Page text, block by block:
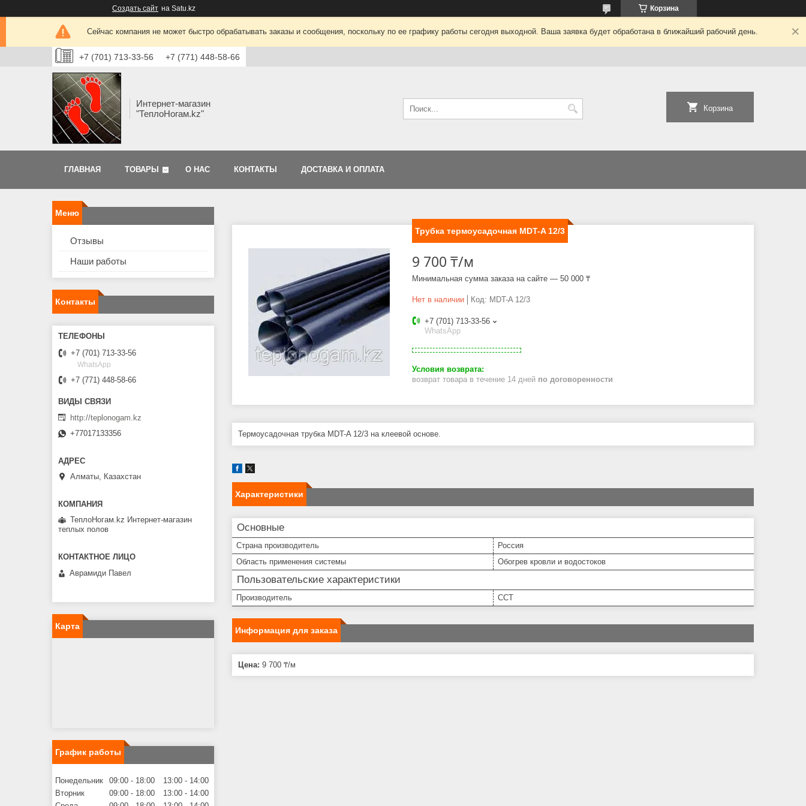
Создать сайт на Satu.kz Корзина
Сейчас компания не может быстро обрабатывать заказы и сообщения, поскольку по ее графику работы сегодня выходной. Ваша заявка будет обработана в ближайший рабочий день.
+7 (701) 713-33-56 +7 (771) 448-58-66
Интернет-магазин
"ТеплоНогам.kz"
Корзина
ГЛАВНАЯ ТОВАРЫ О НАС КОНТАКТЫ ДОСТАВКА И ОПЛАТА
Трубка термоусадочная MDT-A 12/3
9 700 ₸/м
Минимальная сумма заказа на сайте — 50 000 ₸
Нет в наличии Код: MDT-A 12/3
+7 (701) 713-33-56
WhatsApp
возврат товара в течение 14 дней по договоренности
Термоусадочная трубка MDT-A 12/3 на клеевой основе.
Характеристики
Основные
Страна производитель
Россия
Область применения системы
Обогрев кровли и водостоков
Пользовательские характеристики
Производитель ССТ
Информация для заказа
Цена: 9 700 ₸/м
Отзывы
Наши работы
Контакты
+7 (701) 713-33-56
WhatsApp
+7 (771) 448-58-66
http://teplonogam.kz
+77017133356
Алматы, Казахстан
ТеплоНогам.kz Интернет-магазин
теплых полов
Аврамиди Павел
Карта
График работы
Понедельник 09:00 18:00 13:00
14:00
Вторник
09:00 18:00 13:00
14:00